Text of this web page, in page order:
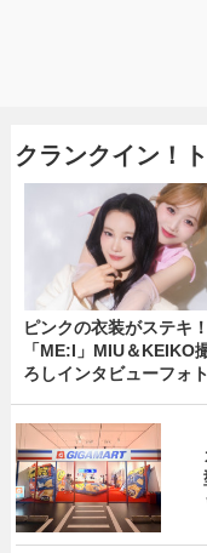
クランクイン！
ピンクの衣装がステキ！
「ME:I」MIU＆KEIKO
ろしインタビューフォト